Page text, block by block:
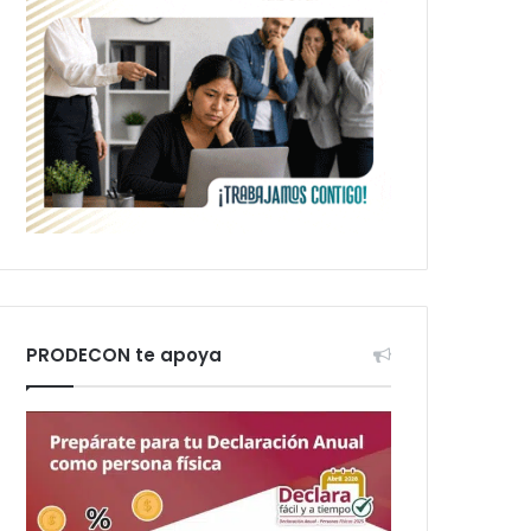
PRODECON te apoya